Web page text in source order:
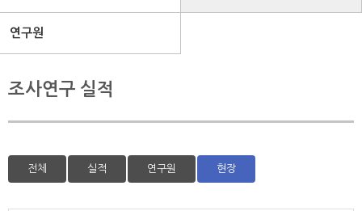
연구원
조사연구 실적
전체 실적 연구원 현장